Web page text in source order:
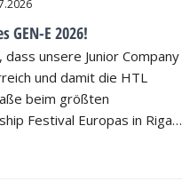
GEN-E 2026!
unsere Junior Company
und damit die HTL
beim größten
Festival Europas in Riga…